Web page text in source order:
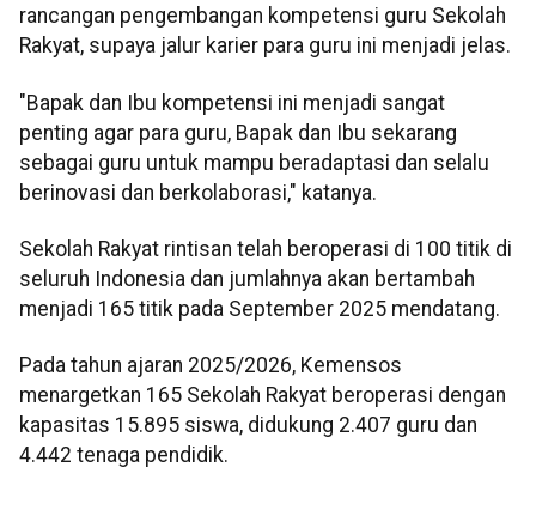
rancangan pengembangan kompetensi guru Sekolah
Rakyat, supaya jalur karier para guru ini menjadi jelas.
"Bapak dan Ibu kompetensi ini menjadi sangat
penting agar para guru, Bapak dan Ibu sekarang
sebagai guru untuk mampu beradaptasi dan selalu
berinovasi dan berkolaborasi," katanya.
Sekolah Rakyat rintisan telah beroperasi di 100 titik di
seluruh Indonesia dan jumlahnya akan bertambah
menjadi 165 titik pada September 2025 mendatang.
Pada tahun ajaran 2025/2026, Kemensos
menargetkan 165 Sekolah Rakyat beroperasi dengan
kapasitas 15.895 siswa, didukung 2.407 guru dan
4.442 tenaga pendidik.